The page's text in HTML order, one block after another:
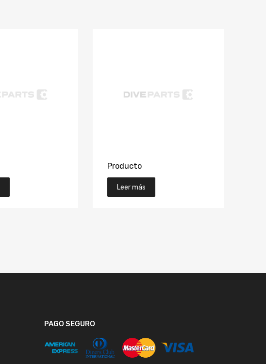
Producto
Leer más
PAGO SEGURO